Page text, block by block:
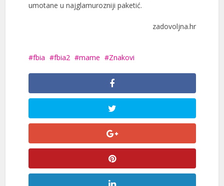
umotane u najglamurozniji paketić.
zadovoljna.hr
fbia fbia2 mame Znakovi